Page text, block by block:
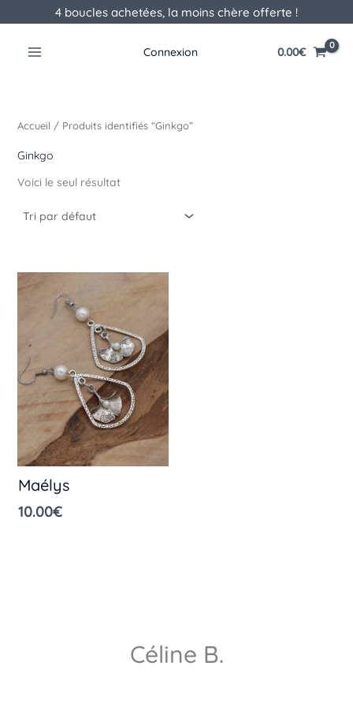
au
contenu
4 boucles achetées, la moins chère offerte !
Connexion 0.00€
Accueil / Produits identifiés “Ginkgo”
Ginkgo
Voici le seul résultat
Maélys
10.00€
Céline B.